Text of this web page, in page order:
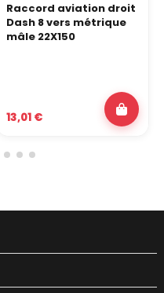
Raccord aviation droit
Dash 8 vers métrique
mâle 22X150
13,01 €